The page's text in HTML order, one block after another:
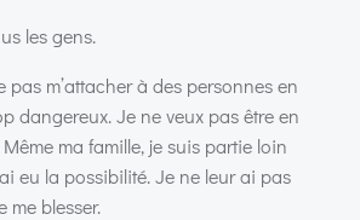
les gens.
pas m’attacher à des personnes en
dangereux. Je ne veux pas être en
ma famille, je suis partie loin
ai eu la possibilité. Je ne leur ai pas
me blesser.